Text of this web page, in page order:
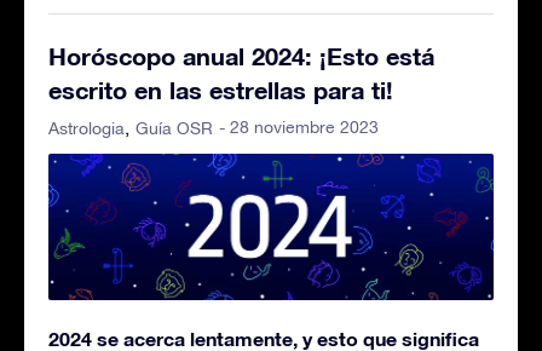
Horóscopo anual 2024: ¡Esto está
escrito en las estrellas para ti!
Astrologia Guía OSR - 28 noviembre 2023
2024 se acerca lentamente, y esto que significa